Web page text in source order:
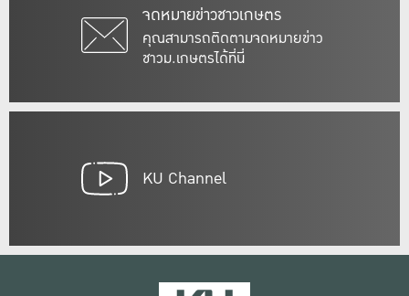
จดหมายข่าวชาวเกษตร
คุณสามารถติดตามจดหมายข่าว
ชาวม.เกษตรได้ที่นี่
KU Channel